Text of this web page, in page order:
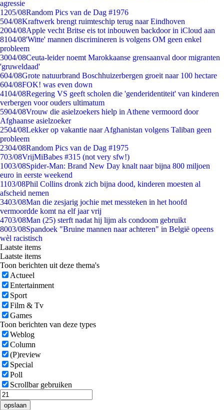
agressie
1205/08Random Pics van de Dag #1976
504/08Kraftwerk brengt ruimteschip terug naar Eindhoven
2004/08Apple vecht Britse eis tot inbouwen backdoor in iCloud aan
8104/08'Witte' mannen discrimineren is volgens OM geen enkel
probleem
3004/08Ceuta-leider noemt Marokkaanse grensaanval door migranten
'gruweldaad'
604/08Grote natuurbrand Boschhuizerbergen groeit naar 100 hectare
604/08FOK! was even down
4104/08Regering VS geeft scholen die 'genderidentiteit' van kinderen
verbergen voor ouders ultimatum
5904/08Vrouw die asielzoekers hielp in Athene vermoord door
Afghaanse asielzoeker
2504/08Lekker op vakantie naar Afghanistan volgens Taliban geen
probleem
2304/08Random Pics van de Dag #1975
703/08VrijMiBabes #315 (not very sfw!)
1003/08Spider-Man: Brand New Day knalt naar bijna 800 miljoen
euro in eerste weekend
1103/08Phil Collins dronk zich bijna dood, kinderen moesten al
afscheid nemen
3403/08Man die zesjarig jochie met messteken in het hoofd
vermoordde komt na elf jaar vrij
4703/08Man (25) sterft nadat hij lijm als condoom gebruikt
8003/08Spandoek "Bruine mannen naar achteren" in België opeens
wèl racistisch
Laatste items
Laatste items
Toon berichten uit deze thema's
Actueel
Entertainment
Sport
Film & Tv
Games
Toon berichten van deze types
Weblog
Column
(P)review
Special
Poll
Scrollbar gebruiken
opslaan